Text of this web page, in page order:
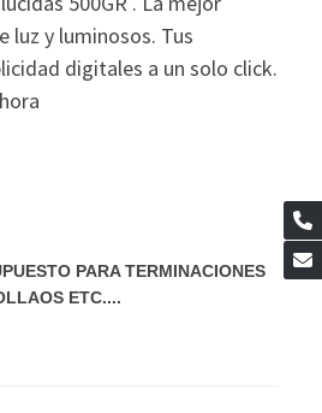
luz y luminosos. Tus
digitales a un solo click.
PARA TERMINACIONES
ETC....